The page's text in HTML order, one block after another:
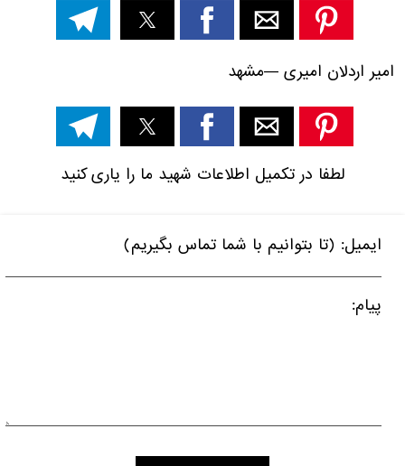
امیر اردلان امیری —مشهد
لطفا در تکمیل اطلاعات شهید ما را یاری کنید
ایمیل: (تا بتوانیم با شما تماس بگیریم)
پیام: